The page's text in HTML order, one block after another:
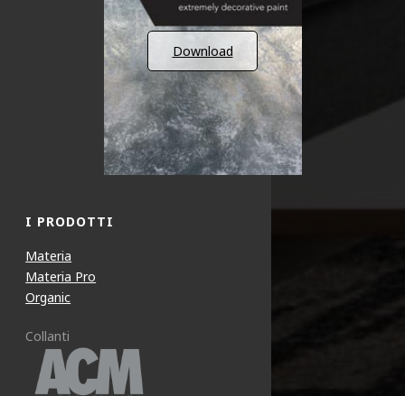
Download
I PRODOTTI
Materia
Materia Pro
Organic
Collanti